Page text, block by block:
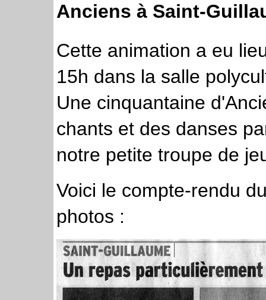
Anciens à Saint-
Cette animation a eu
15h dans la salle
Une cinquantaine
chants et des danses
notre petite troupe de
Voici le compte-rendu
photos :